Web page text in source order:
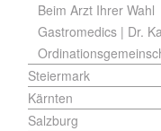
Beim Arzt Ihrer Wahl
Gastromedics | Dr.
Steiermark
Kärnten
Salzburg